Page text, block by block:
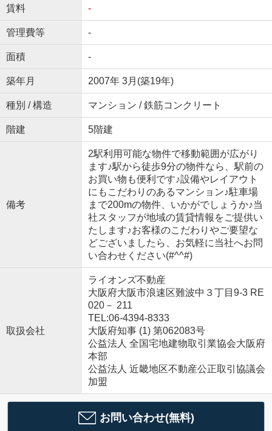
賃料 -
管理費等 -
面積 -
築年月 2007年 3月(築19年)
種別 / 構造 マンション / 鉄筋コンクリート
階建 5階建
備考
2駅利用可能な物件で移動範囲が広がり
ます♪駅から徒歩9分の物件なら、駅前の
お買い物も便利です♪設備やレイアウト
にもこだわりのあるマンション♪駐車場
まで200mの物件、いかがでしょうか♪当
社スタッフが地域の賃貸情報をご提供い
たします♪お客様のこだわりやご要望な
どございましたら、お気軽に当社へお問
い合わせください(#^^#)
取扱会社
ライオンズ不動産
大阪府大阪市浪速区難波中３丁目9-3 RE
020－ 211
TEL:06-4394-8333
大阪府知事 (1) 第062083号
公益法人 全国宅地建物取引業協会大阪府
本部
公益法人 近畿地区不動産公正取引協議会
加盟
お問い合わせ(無料)